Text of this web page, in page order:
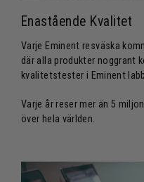
Enastående Kvalitet
Varje Eminent resväska
där alla produkter noggrant
kvalitetstester i Eminent
Varje år reser mer än 5
över hela världen.